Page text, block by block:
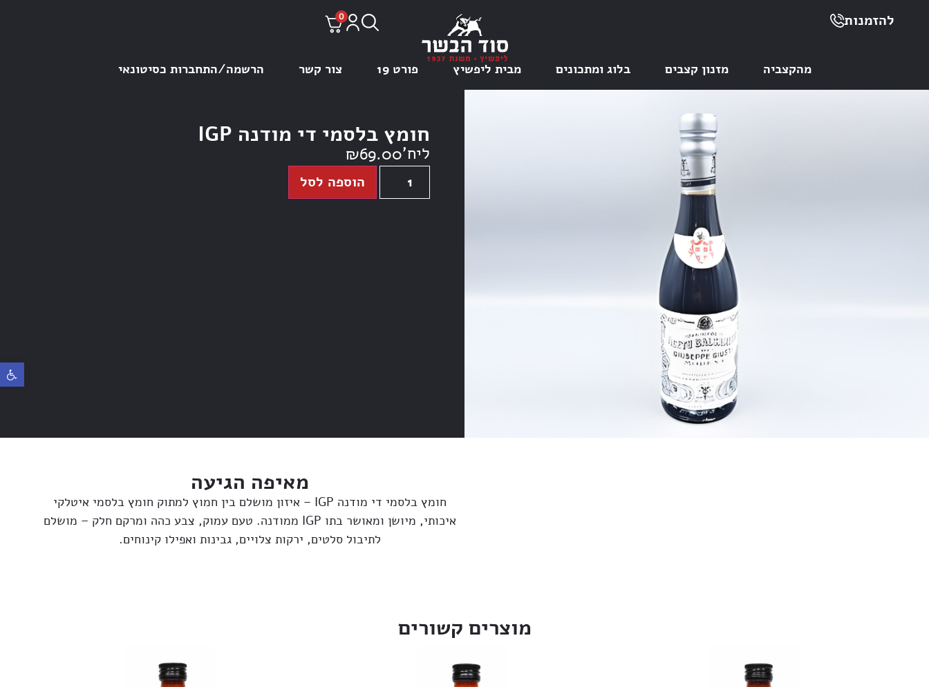
פתח
להזמנות 0
מהקצביה מזנון קצבים בלוג ומתכונים מבית ליפשיץ פורט 19 צור קשר הרשמה/התחברות כסיטונאי
חומץ בלסמי די מודנה IGP
ליח' ₪69.00
הוספה לסל
מאיפה הגיעה
חומץ בלסמי די מודנה IGP – איזון מושלם בין חמוץ למתוק חומץ בלסמי איטלקי
איכותי, מיושן ומאושר בתו IGP ממודנה. טעם עמוק, צבע כהה ומרקם חלק – מושלם
לתיבול סלטים, ירקות צלויים, גבינות ואפילו קינוחים.
מוצרים קשורים